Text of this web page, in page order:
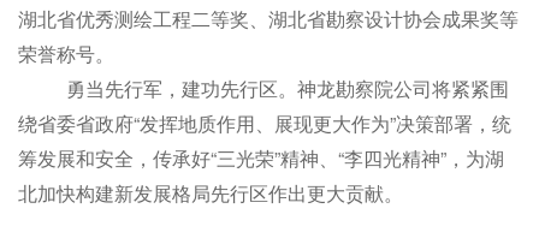
湖北省优秀测绘工程二等奖、湖北省勘察设计协会成果奖等
荣誉称号。
勇当先行军，建功先行区。神龙勘察院公司将紧紧围
绕省委省政府“发挥地质作用、展现更大作为”决策部署，统
筹发展和安全，传承好“三光荣”精神、“李四光精神”，为湖
北加快构建新发展格局先行区作出更大贡献。